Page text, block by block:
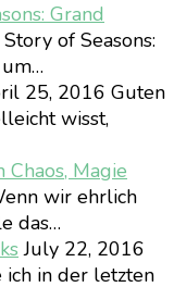
Grand
Story of Seasons:
25, 2016 Guten
wisst,
Chaos, Magie
wir ehrlich
das…
July 22, 2016
ich in der letzten